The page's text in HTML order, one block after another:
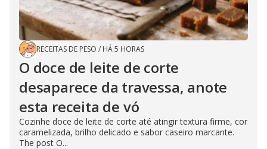
RECEITAS DE PESO / HÁ 5 HORAS
O doce de leite de corte
desaparece da travessa, anote
esta receita de vó
Cozinhe doce de leite de corte até atingir textura firme, cor
caramelizada, brilho delicado e sabor caseiro marcante.
The post O...